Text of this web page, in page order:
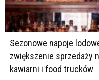
Sezonowe napoje
zwiększenie sprzedaży
kawiarni i food trucków